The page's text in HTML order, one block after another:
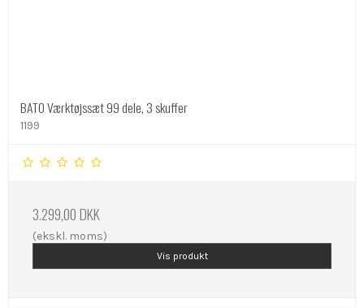
BATO Værktøjssæt 99 dele, 3 skuffer
1199
3.299,00 DKK
(ekskl. moms)
Vis produkt